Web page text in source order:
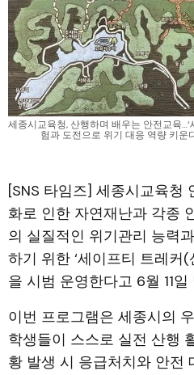
세종시교육청, 산행하며 배우는 안전교육
험과 도전으로 위기 대응 역량 키운
[SNS 타임즈] 세종시교육청
화로 인한 자연재난과 각종
의 실질적인 위기관리 능력
하기 위한 ‘세이프티 트레커
을 시범 운영한다고 6월 11일
이번 프로그램은 세종시의
학생들이 스스로 실전 산행
황 발생 시 응급처치와 안전